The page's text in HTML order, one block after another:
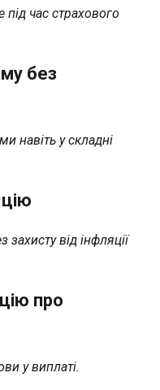
час страхового
без
навіть у складні
від інфляції
про
у виплаті.